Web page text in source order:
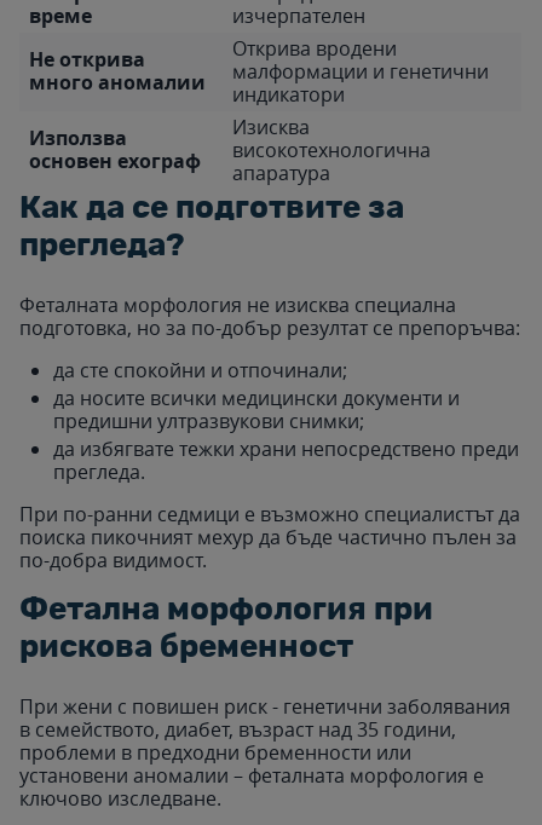
време
изчерпателен
Не открива
много аномалии
Открива вродени
малформации и генетични
индикатори
Използва
основен ехограф
Изисква
високотехнологична
апаратура
Как да се подготвите за
прегледа?
Феталната морфология не изисква специална
подготовка, но за по-добър резултат се препоръчва:
да сте спокойни и отпочинали;
да носите всички медицински документи и
предишни ултразвукови снимки;
да избягвате тежки храни непосредствено преди
прегледа.
При по-ранни седмици е възможно специалистът да
поиска пикочният мехур да бъде частично пълен за
по-добра видимост.
Фетална морфология при
рискова бременност
При жени с повишен риск - генетични заболявания
в семейството, диабет, възраст над 35 години,
проблеми в предходни бременности или
установени аномалии – феталната морфология е
ключово изследване.